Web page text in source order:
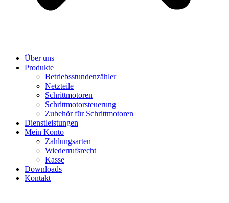
Über uns
Produkte
Betriebsstundenzähler
Netzteile
Schrittmotoren
Schrittmotorsteuerung
Zubehör für Schrittmotoren
Dienstleistungen
Mein Konto
Zahlungsarten
Wiederrufsrecht
Kasse
Downloads
Kontakt